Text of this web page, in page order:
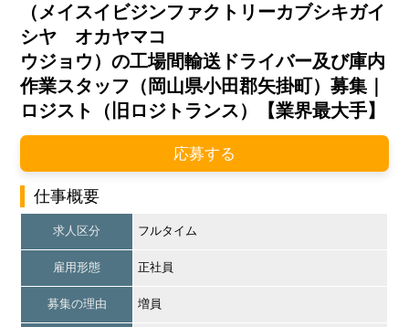
（メイスイビジンファクトリーカブシキガイ
シヤ オカヤマコ
ウジョウ）の工場間輸送ドライバー及び庫内
作業スタッフ（岡山県小田郡矢掛町）募集｜
ロジスト（旧ロジトランス）【業界最大手】
応募する
仕事概要
求人区分 フルタイム
雇用形態 正社員
募集の理由 増員